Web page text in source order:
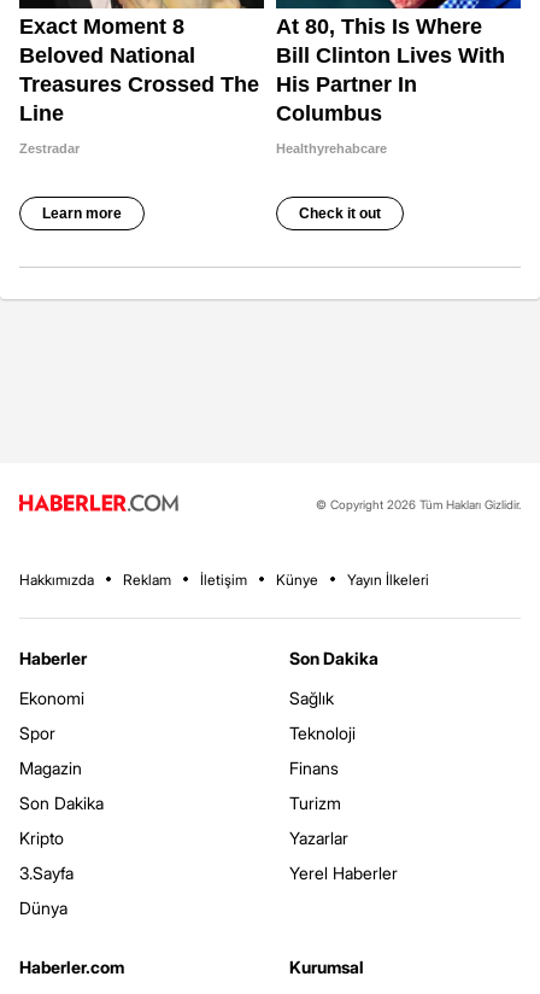
© Copyright 2026 Tüm Hakları Gizlidir.
Hakkımızda Reklam İletişim Künye Yayın İlkeleri
Haberler
Ekonomi
Spor
Magazin
Son Dakika
Kripto
3.Sayfa
Dünya
Son Dakika
Sağlık
Teknoloji
Finans
Turizm
Yazarlar
Yerel Haberler
Haberler.com
Kurumsal